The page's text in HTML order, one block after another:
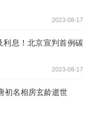
2023-08-17
利息！北京宣判首例碳
2023-08-17
初名相房玄龄逝世